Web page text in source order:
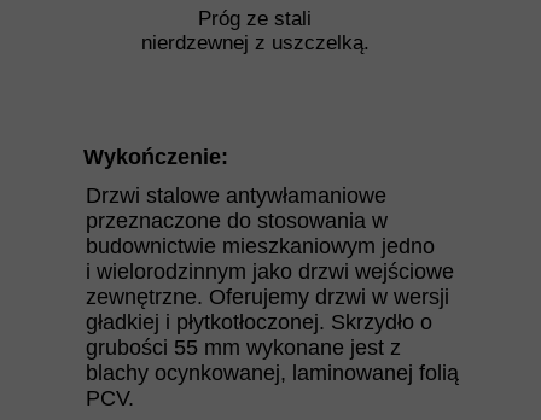
Próg ze stali
nierdzewnej z uszczelką.
Drzwi stalowe antywłamaniowe
przeznaczone do stosowania w
budownictwie mieszkaniowym jedno
i wielorodzinnym jako drzwi wejściowe
zewnętrzne. Oferujemy drzwi w wersji
gładkiej i płytkotłoczonej. Skrzydło o
grubości 55 mm wykonane jest z
blachy ocynkowanej, laminowanej folią
PCV.
Wykończenie: